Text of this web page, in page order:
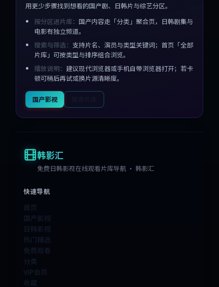
用更少步骤找到想看的国产剧、日韩片与综艺分区。
按分区进片库： 国产内容走「分类」聚合页，日韩剧集与
电影有独立频道。
搜索与筛选： 支持片名、演员与类型关键词；首页「全部
片库」可按类型与排序组合浏览。
播放说明： 建议现代浏览器或手机自带浏览器打开；若卡
顿可稍后再试或换片源清晰度。
国产影视
韩影汇
免费日韩影视在线观看片库导航 · 韩影汇
快速导航
首页
国产影视
日韩影视
热门精选
免费观看
分类
VIP会员
收藏